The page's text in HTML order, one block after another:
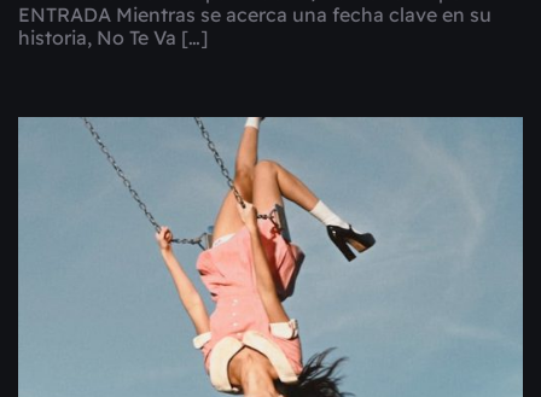
ENTRADA Mientras se acerca una fecha clave en su
historia, No Te Va […]